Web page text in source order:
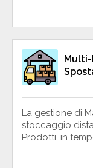
La gestione di
stoccaggio
Prodotti, in